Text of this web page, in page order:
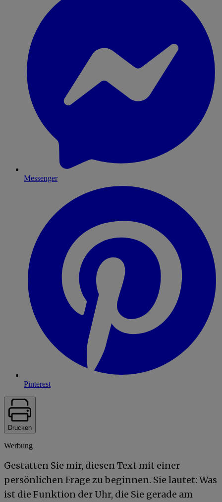
Messenger
Pinterest
Drucken
Werbung
Gestatten Sie mir, diesen Text mit einer
persönlichen Frage zu beginnen. Sie lautet: Was
ist die Funktion der Uhr, die Sie gerade am